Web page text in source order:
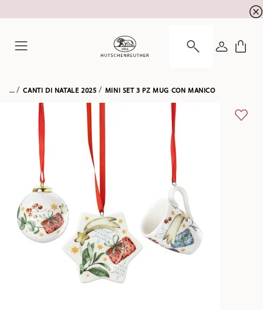
SALDI ESTIVI! Approfitta di un ulteriore 5%
ACCEDI
... CANTI DI NATALE 2025 MINI SET 3 PZ MUG CON MANICO